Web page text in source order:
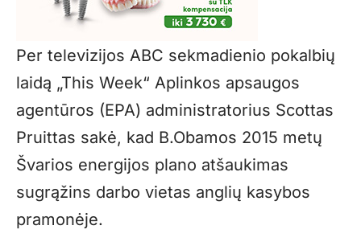
Per televizijos ABC sekmadienio pokalbių
laidą „This Week“ Aplinkos apsaugos
agentūros (EPA) administratorius Scottas
Pruittas sakė, kad B.Obamos 2015 metų
Švarios energijos plano atšaukimas
sugrąžins darbo vietas anglių kasybos
pramonėje.